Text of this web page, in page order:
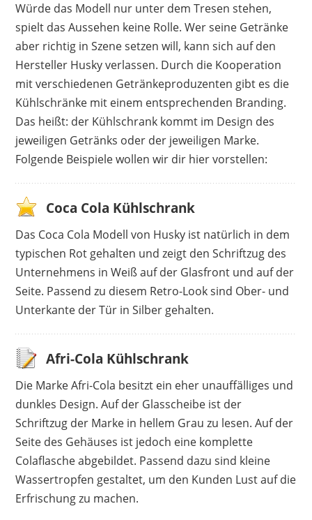
Würde das Modell nur unter dem Tresen stehen,
spielt das Aussehen keine Rolle. Wer seine Getränke
aber richtig in Szene setzen will, kann sich auf den
Hersteller Husky verlassen. Durch die Kooperation
mit verschiedenen Getränkeproduzenten gibt es die
Kühlschränke mit einem entsprechenden Branding.
Das heißt: der Kühlschrank kommt im Design des
jeweiligen Getränks oder der jeweiligen Marke.
Folgende Beispiele wollen wir dir hier vorstellen:
Coca Cola Kühlschrank
Das Coca Cola Modell von Husky ist natürlich in dem
typischen Rot gehalten und zeigt den Schriftzug des
Unternehmens in Weiß auf der Glasfront und auf der
Seite. Passend zu diesem Retro-Look sind Ober- und
Unterkante der Tür in Silber gehalten.
Afri-Cola Kühlschrank
Die Marke Afri-Cola besitzt ein eher unauffälliges und
dunkles Design. Auf der Glasscheibe ist der
Schriftzug der Marke in hellem Grau zu lesen. Auf der
Seite des Gehäuses ist jedoch eine komplette
Colaflasche abgebildet. Passend dazu sind kleine
Wassertropfen gestaltet, um den Kunden Lust auf die
Erfrischung zu machen.